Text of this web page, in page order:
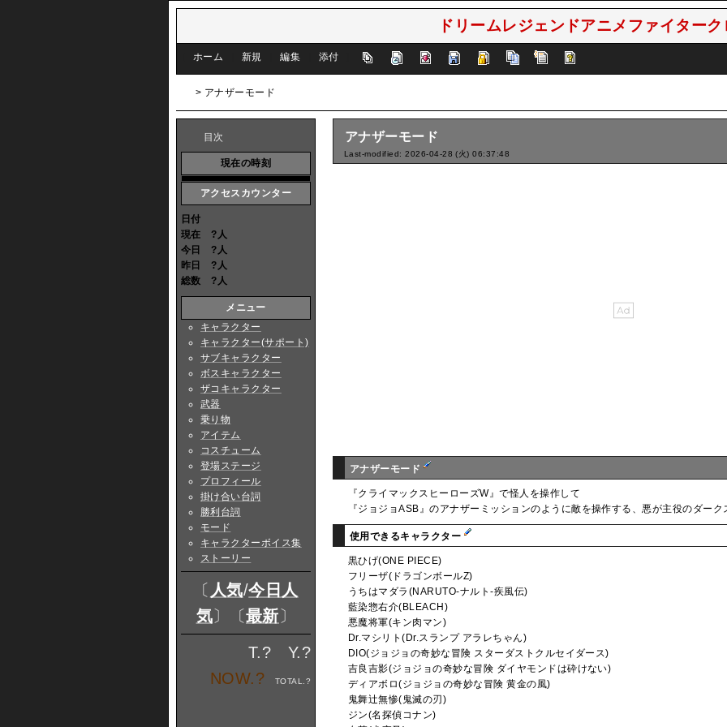
ドリームレジェンドアニメファイター
ホーム 新規 編集 添付
> アナザーモード
アナザーモード
Last-modified: 2026-04-28 (火) 06:37:48
アナザーモード
『クライマックスヒーローズW』で怪人を操作して
『ジョジョASB』のアナザーミッションのように敵を操作する、悪が主役のダーク
使用できるキャラクター
黒ひげ(ONE PIECE)
フリーザ(ドラゴンボールZ)
うちはマダラ(NARUTO-ナルト-疾風伝)
藍染惣右介(BLEACH)
悪魔将軍(キン肉マン)
Dr.マシリト(Dr.スランプ アラレちゃん)
DIO(ジョジョの奇妙な冒険 スターダストクルセイダース)
吉良吉影(ジョジョの奇妙な冒険 ダイヤモンドは砕けない)
ディアボロ(ジョジョの奇妙な冒険 黄金の風)
鬼舞辻無惨(鬼滅の刃)
ジン(名探偵コナン)
目次
現在の時刻
アクセスカウンター
日付
現在
? 人
今日
? 人
昨日
? 人
総数
? 人
メニュー
キャラクター
キャラクター(サポート)
サブキャラクター
ボスキャラクター
ザコキャラクター
武器
乗り物
アイテム
コスチューム
登場ステージ
プロフィール
掛け合い台詞
勝利台詞
モード
キャラクターボイス集
ストーリー
〔 人気/今日人
気〕〔最新 〕
T.? Y.?
NOW.? TOTAL. ?